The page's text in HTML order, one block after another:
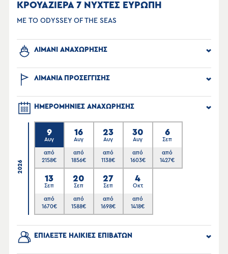
ΚΡΟΥΑΖΙΕΡΑ 7 ΝΥΧΤΕΣ ΕΥΡΩΠΗ
ΜΕ ΤΟ ODYSSEY OF THE SEAS
ΛΙΜΑΝΙ ΑΝΑΧΩΡΗΣΗΣ
ΛΙΜΑΝΙΑ ΠΡΟΣΕΓΓΙΣΗΣ
ΗΜΕΡΟΜΗΝΙΕΣ ΑΝΑΧΩΡΗΣΗΣ
2026
9
Αυγ
από
2158€
16
Αυγ
από
1856€
23
Αυγ
από
1138€
30
Αυγ
από
1603€
6
Σεπ
από
1427€
13
Σεπ
από
1670€
20
Σεπ
από
1588€
27
Σεπ
από
1698€
4
Οκτ
από
1418€
ΕΠΙΛΕΞΤΕ ΗΛΙΚΙΕΣ ΕΠΙΒΑΤΩΝ